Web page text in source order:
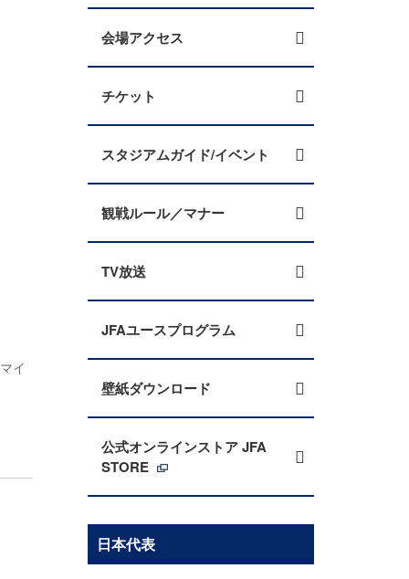
イ
会場アクセス
チケット
スタジアムガイド/イベント
観戦ルール／マナー
TV放送
JFAユースプログラム
壁紙ダウンロード
公式オンラインストア JFA
STORE
日本代表